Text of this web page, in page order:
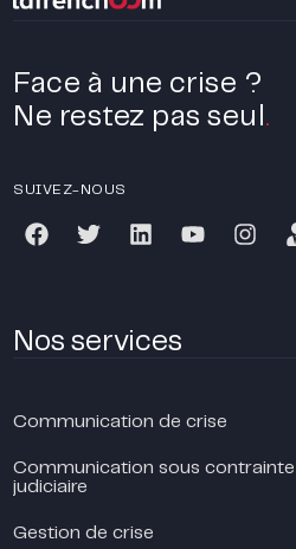
Face à une crise ?
Ne restez pas seul .
SUIVEZ-NOUS
Nos services
Communication de crise
Communication sous contrainte
judiciaire
Gestion de crise